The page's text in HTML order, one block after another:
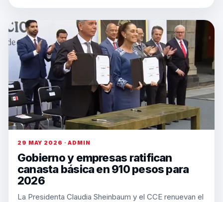
29 MAY 2026 · ADMIN
Gobierno y empresas ratifican
canasta básica en 910 pesos para
2026
La Presidenta Claudia Sheinbaum y el CCE renuevan el